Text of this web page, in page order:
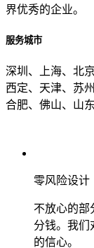
界优秀的企业。
服务城市
深圳、上海、北
西定、天津、苏
合肥、佛山、山
零风险设计
不放心的部
分钱。我们
的信心。